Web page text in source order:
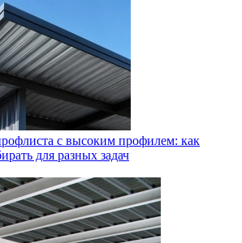
с высоким профилем: как
для разных задач